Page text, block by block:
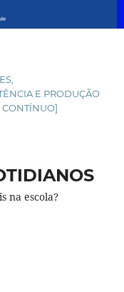
E PRODUÇÃO
na escola?